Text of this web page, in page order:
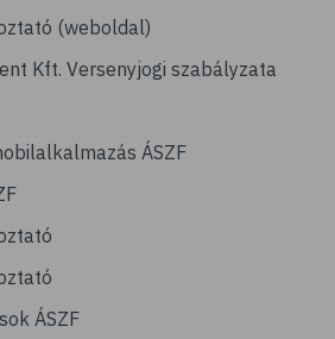
(weboldal)
Kft. Versenyjogi szabályzata
ÁSZF
ÁSZF